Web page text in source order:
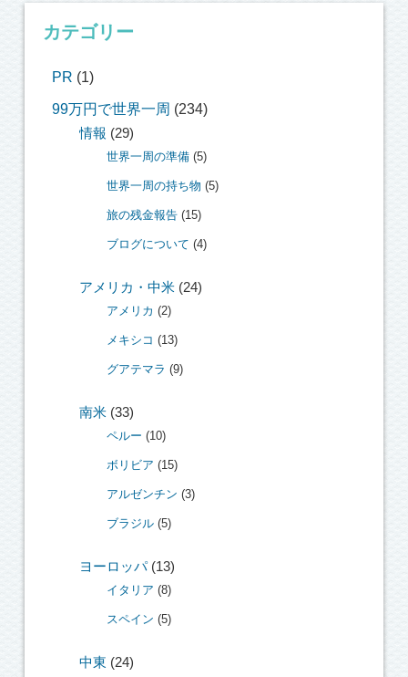
カテゴリー
PR (1)
99万円で世界一周 (234)
情報 (29)
世界一周の準備(5)
世界一周の持ち物 (5)
旅の残金報告(15)
ブログについて (4)
アメリカ・中米(24)
アメリカ (2)
メキシコ (13)
グアテマラ (9)
南米(33)
ペルー (10)
ボリビア (15)
アルゼンチン (3)
ブラジル(5)
ヨーロッパ(13)
イタリア (8)
スペイン (5)
中東 (24)